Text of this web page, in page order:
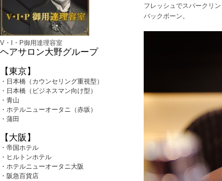
フレッシュでスパークリ
バックボーン。
V・I・P御用達理容室
ヘアサロン大野グループ
【東京】
・日本橋（カウンセリング重視型）
・日本橋（ビジネスマン向け型）
・青山
・ホテルニューオータニ（赤坂）
・蒲田
【大阪】
・帝国ホテル
・ヒルトンホテル
・ホテルニューオータニ大阪
・阪急百貨店